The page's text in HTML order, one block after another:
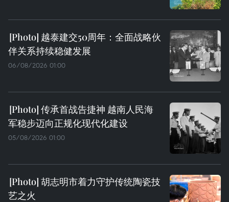
越泰建交50周年：全面战略伙
伴关系持续稳健发展
06/08/2026 01:00
传承首战告捷神 越南人民海
军稳步迈向正规化现代化建设
05/08/2026 01:00
胡志明市着力守护传统陶瓷技
艺之火